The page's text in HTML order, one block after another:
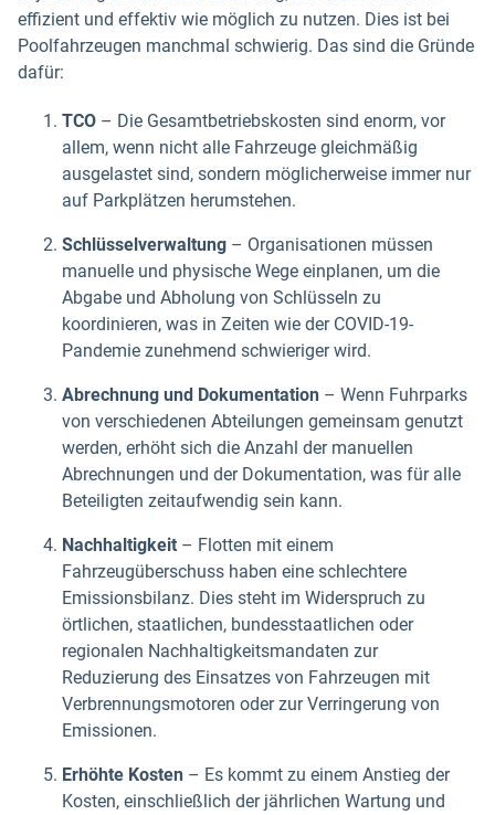
effizient und effektiv wie möglich zu nutzen. Dies ist bei
Poolfahrzeugen manchmal schwierig. Das sind die Gründe
dafür:
TCO – Die Gesamtbetriebskosten sind enorm, vor
allem, wenn nicht alle Fahrzeuge gleichmäßig
ausgelastet sind, sondern möglicherweise immer nur
auf Parkplätzen herumstehen.
Schlüsselverwaltung – Organisationen müssen
manuelle und physische Wege einplanen, um die
Abgabe und Abholung von Schlüsseln zu
koordinieren, was in Zeiten wie der COVID-19-
Pandemie zunehmend schwieriger wird.
Abrechnung und Dokumentation – Wenn Fuhrparks
von verschiedenen Abteilungen gemeinsam genutzt
werden, erhöht sich die Anzahl der manuellen
Abrechnungen und der Dokumentation, was für alle
Beteiligten zeitaufwendig sein kann.
Nachhaltigkeit – Flotten mit einem
Fahrzeugüberschuss haben eine schlechtere
Emissionsbilanz. Dies steht im Widerspruch zu
örtlichen, staatlichen, bundesstaatlichen oder
regionalen Nachhaltigkeitsmandaten zur
Reduzierung des Einsatzes von Fahrzeugen mit
Verbrennungsmotoren oder zur Verringerung von
Emissionen.
Erhöhte Kosten – Es kommt zu einem Anstieg der
Kosten, einschließlich der jährlichen Wartung und